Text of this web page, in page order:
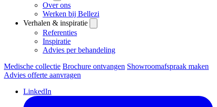
Over ons
Werken bij Bellezi
Verhalen & inspiratie
Referenties
Inspiratie
Advies per behandeling
Medische collectie Brochure ontvangen Showroomafspraak maken
Advies offerte aanvragen
LinkedIn